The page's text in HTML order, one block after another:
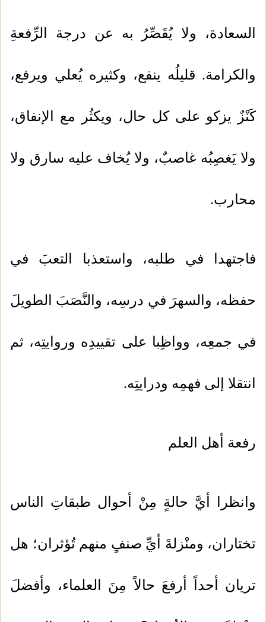
السعادة، ولا يُقَصِّرُ به عن درجة الرِّفعةِ
والكرامة. قليلُه ينفع، وكثيره يُعلي ويرفع،
كَنْزٌ يزكو على كل حال، ويكثُر مع الإنفاق،
ولا يَغصِبُه غاصبٌ، ولا يُخاف عليه سارق ولا
محارب.
فاجتهدا في طلبه، واستعذبا التعبَ في
حفظه، والسهرَ في درسِه، والنَّصَبَ الطويلَ
في جمعِه، وواظِبا على تقييدِه وروايتِه، ثم
انتقلا إلى فهمِه ودرايتِه.
رفعة أهل العلم
وانظرا أيَّ حالةٍ مِنْ أحوال طبقاتِ الناس
تختاران، ومنْزلةَ أيِّ صنفٍ منهم تُؤثران؛ هل
تريان أحداً أرفعَ حالاً مِنَ العلماء، وأفضلَ